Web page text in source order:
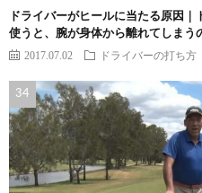
ドライバーがヒールに当たる原因
使うと、腕が身体から離れてしまう
2017.07.02 ドライバーの打ち方